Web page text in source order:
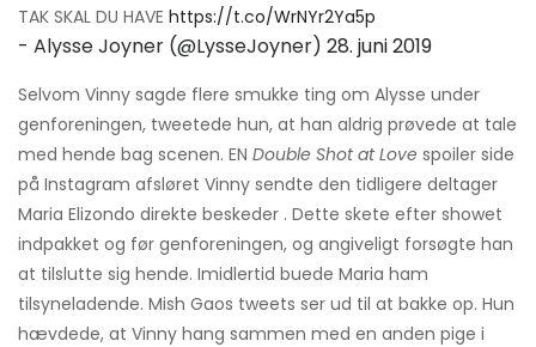
TAK SKAL DU HAVE https://t.co/WrNYr2Ya5p
- Alysse Joyner (@LysseJoyner) 28. juni 2019
Selvom Vinny sagde flere smukke ting om Alysse under
genforeningen, tweetede hun, at han aldrig prøvede at tale
med hende bag scenen. EN Double Shot at Love spoiler side
på Instagram afsløret Vinny sendte den tidligere deltager
Maria Elizondo direkte beskeder . Dette skete efter showet
indpakket og før genforeningen, og angiveligt forsøgte han
at tilslutte sig hende. Imidlertid buede Maria ham
tilsyneladende. Mish Gaos tweets ser ud til at bakke op. Hun
hævdede, at Vinny hang sammen med en anden pige i